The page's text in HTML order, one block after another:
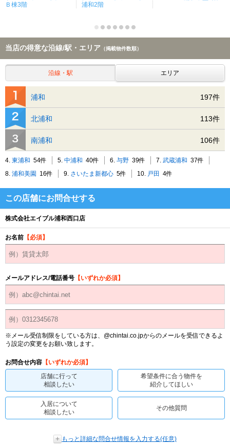
Ｂ棟3階
浦和2階
当店の得意な沿線/駅・エリア （掲載物件数順）
沿線・駅 エリア
浦和 197件
北浦和 113件
南浦和 106件
4. 東浦和 54件 5. 中浦和 40件 6. 与野 39件 7. 武蔵浦和 37件
8. 浦和美園 16件 9. さいたま新都心 5件 10. 戸田 4件
この店舗にお問合せする
株式会社エイブル浦和西口店
お名前 【必須】
メールアドレス/電話番号 【いずれか必須】
※メール受信制限をしている方は、@chintai.co.jpからのメールを受信できるよ
う設定の変更をお願い致します。
お問合せ内容 【いずれか必須】
店舗に行って
相談したい
希望条件に合う物件を
紹介してほしい
入居について
相談したい
その他質問
もっと詳細な問合せ情報を入力する(任意)